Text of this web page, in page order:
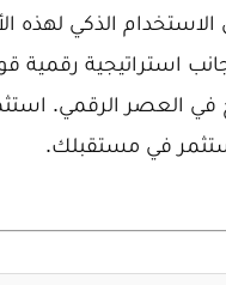
الاستخدام الذكي لهذه
جانب استراتيجية رقمية
في العصر الرقمي.
في مستقبلك.